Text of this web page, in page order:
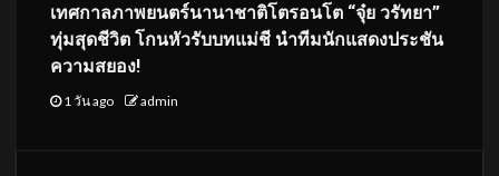
เทศกาลภาพยนตร์นานาชาติโตรอนโต “จุ๋ย วรัทยา”
ทุ่มสุดชีวิต โกนหัวรับบทแม่ชี นำทีมนักแสดงประชัน
ความสยอง!
1 วัน ago admin